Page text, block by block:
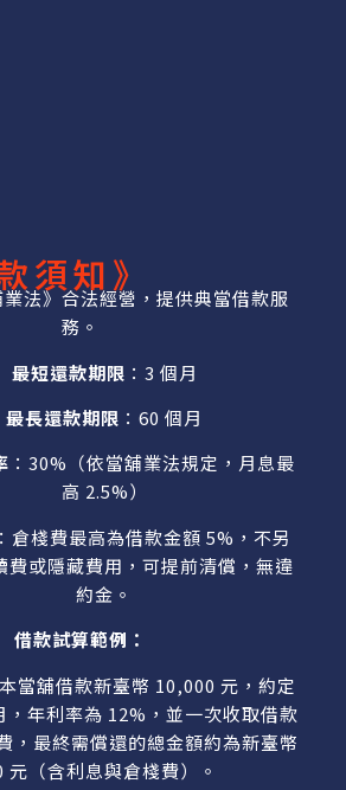
須知》
法》合法經營，提供典當借款服
務。
最短還款期限 ：3 個月
最長還款期限 ：60 個月
：30%（依當舖業法規定，月息最
高 2.5%）
：倉棧費最高為借款金額 5%，不另
費或隱藏費用，可提前清償，無違
約金。
借款試算範例：
當舖借款新臺幣 10,000 元，約定
，年利率為 12%，並一次收取借款
，最終需償還的總金額約為新臺幣
元（含利息與倉棧費）。